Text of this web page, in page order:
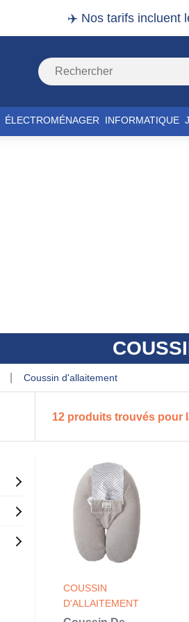
✈️ Nos tarifs incluent
ÉLECTROMÉNAGER INFORMATIQUE
coussin d'allaitement
12 produits trouvés pour
COUSSIN
D'ALLAITEMENT